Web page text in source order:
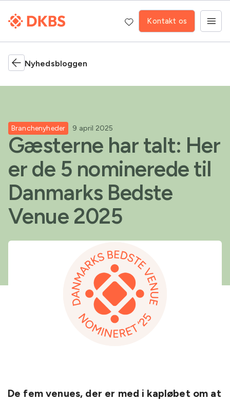
Kontakt os
Nyhedsbloggen
Branchenyheder 9 april 2025
Gæsterne har talt: Her
er de 5 nominerede til
Danmarks Bedste
Venue 2025
De fem venues, der er med i kapløbet om at